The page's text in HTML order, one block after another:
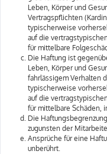
Leben, Körper und
Vertragspflichten
typischerweise
auf die
für mittelbare
Die Haftung ist
Leben, Körper und
fahrlässigem Verhalten
typischerweise
auf die
für mittelbare Schäden,
Die
zugunsten der
Ansprüche für eine
unberührt.